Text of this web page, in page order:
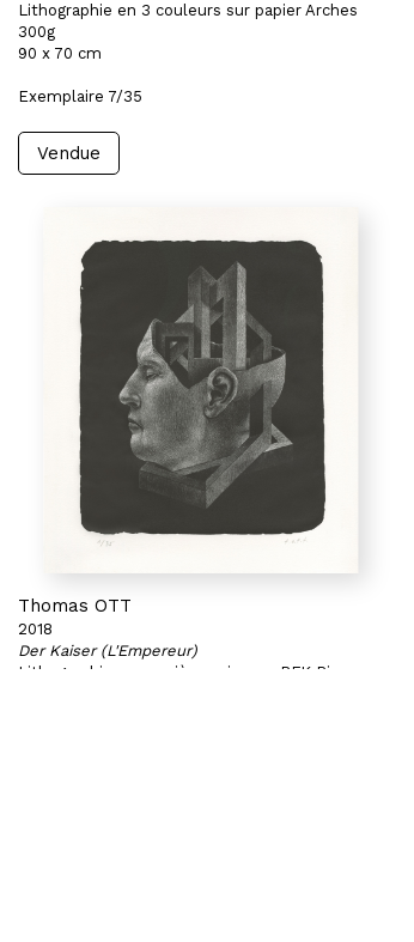
Lithographie en 3 couleurs sur papier Arches
300g
90 x 70 cm
Exemplaire 7/35
Vendue
Thomas OTT
2018
Der Kaiser (L'Empereur)
Lithographie en manière noire sur BFK Rives